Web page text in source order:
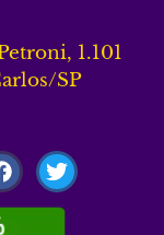
1.101
SP